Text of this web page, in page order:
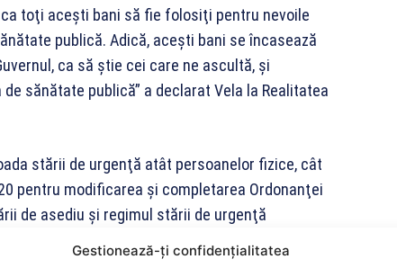
Gestionează-ți confidențialitatea
toţi aceşti bani să fie folosiţi pentru nevoile
publică. Adică, aceşti bani se încasează
ca să ştie cei care ne ascultă, şi
sănătate publică” a declarat Vela la Realitatea
stării de urgenţă atât persoanelor fizice, cât
pentru modificarea şi completarea Ordonanţei
de asediu şi regimul stării de urgenţă
militare au crescut de pe 3 aprilie,